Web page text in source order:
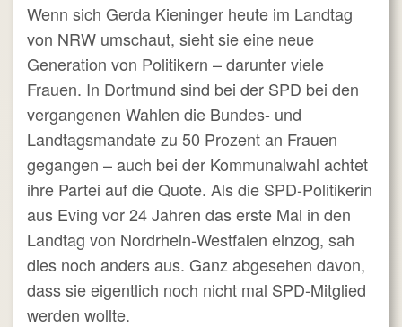
Wenn sich Gerda Kieninger heute im Landtag
von NRW umschaut, sieht sie eine neue
Generation von Politikern – darunter viele
Frauen. In Dortmund sind bei der SPD bei den
vergangenen Wahlen die Bundes- und
Landtagsmandate zu 50 Prozent an Frauen
gegangen – auch bei der Kommunalwahl achtet
ihre Partei auf die Quote. Als die SPD-Politikerin
aus Eving vor 24 Jahren das erste Mal in den
Landtag von Nordrhein-Westfalen einzog, sah
dies noch anders aus. Ganz abgesehen davon,
dass sie eigentlich noch nicht mal SPD-Mitglied
werden wollte.